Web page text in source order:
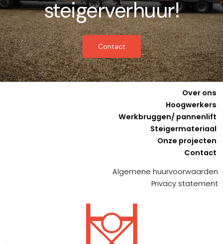
steigerverhuur!
Contact
Over ons
Hoogwerkers
Werkbruggen/ pannenlift
Steigermateriaal
Onze projecten
Contact
Algemene huurvoorwaarden
Privacy statement